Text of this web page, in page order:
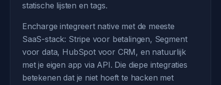
statische lijsten en tags.
Encharge integreert native met de meeste
SaaS-stack: Stripe voor betalingen, Segment
voor data, HubSpot voor CRM, en natuurlijk
met je eigen app via API. Die diepe integraties
betekenen dat je niet hoeft te hacken met